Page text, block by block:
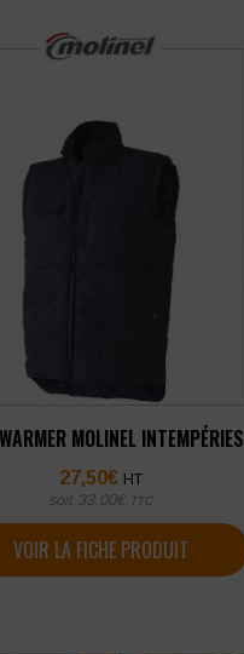
MOLINEL INTEMPÉRIES
27,50€ HT
soit 33,00€ TTC
VOIR LA FICHE PRODUIT